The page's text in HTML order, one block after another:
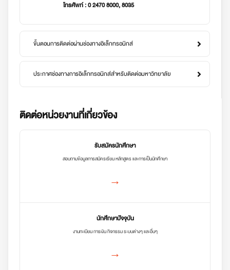
โทรศัพท์ : 0 2470 8000, 8035
ขั้นตอนการติดต่อผ่านช่องทางอิเล็กทรอนิกส์
ประกาศช่องทางการอิเล็กทรอนิกส์สำหรับติดต่อมหาวิทยาลัย
ติดต่อหน่วยงานที่เกี่ยวข้อง
รับสมัครนักศึกษา
สอบถามข้อมูลการสมัครเรียน หลักสูตร และการเป็นนักศึกษา
→
นักศึกษาปัจจุบัน
งานทะเบียน การเงิน กิจกรรม ระบบต่างๆ และอื่นๆ
→